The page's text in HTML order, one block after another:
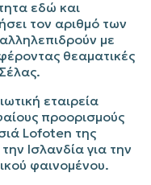
εδώ και
τον αριθμό των
με
θεαματικές
εταιρεία
προορισμούς
Lofoten της
Ισλανδία για την
φαινομένου.